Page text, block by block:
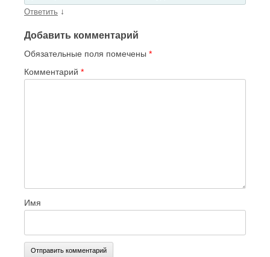
Ответить ↓
Добавить комментарий
Обязательные поля помечены *
Комментарий *
Имя